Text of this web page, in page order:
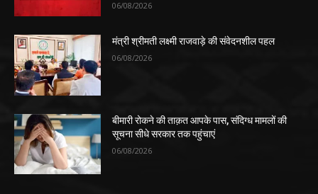
06/08/2026
मंत्री श्रीमती लक्ष्मी राजवाड़े की संवेदनशील पहल
06/08/2026
बीमारी रोकने की ताक़त आपके पास, संदिग्ध मामलों की
सूचना सीधे सरकार तक पहुंचाएं
06/08/2026